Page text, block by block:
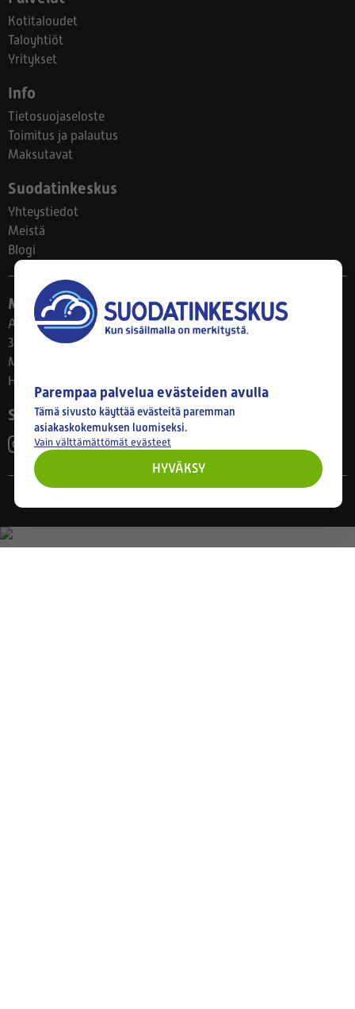
Kotitaloudet
Taloyhtiöt
Yritykset
Info
Tietosuojaseloste
Toimitus ja palautus
Maksutavat
Suodatinkeskus
Yhteystiedot
Meistä
Blogi
Myymälä
Ahlmanintie 61
33800 Tampere
Ma–Pe 8–17
Huom! Myymälän poikkeusaukiolot: 27.7.-21.8. klo 8-16
Seuraa meitä
Parempaa palvelua evästeiden avulla
Tämä sivusto käyttää evästeitä paremman
asiakaskokemuksen luomiseksi.
Vain välttämättömät evästeet
HYVÄKSY